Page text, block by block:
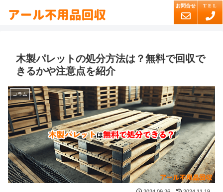
木製パレットの処分方法は？無料で回収で
きるかや注意点を紹介
コラム